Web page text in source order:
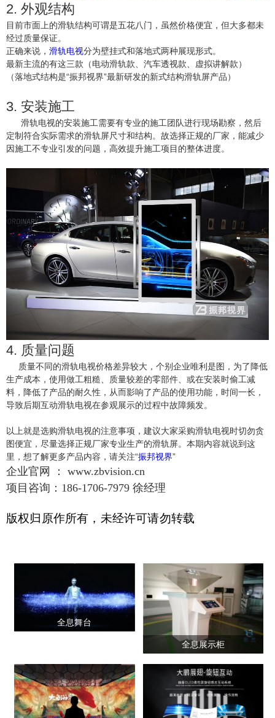
2. 外观结构
目前市面上的滑轨结构可谓是五花八门，虽然价格便宜，但大多都未
经过质量保证。
正确来说， 滑轨电视分为壁挂式和落地式两种展现形式。
最新主流的有这三款（电动滑轨款、汽车透视款、虚拟讲解款）
（落地式结构是“振邦视界”最新研发的新式结构滑轨屏产品）
3. 安装施工
滑轨电视的安装施工需要有专业的施工团队进行现场勘察，然后
定制符合实际需求的滑轨屏尺寸和结构。故选择正规的厂家，能减少
因施工不专业引发的问题，高效提升施工项目的整体进度。
4. 质量问题
质量不同的滑轨电视价格差异较大，个别企业唯利是图，为了降低
生产成本，使用做工粗糙、质量较差的零部件、或在安装时偷工减
料，降低了产品的耐久性，从而影响了产品的使用功能，时间一长，
导致后期互动滑轨电视在参观展示的过程中故障频发。
以上就是选购滑轨电视的注意事项，建议大家采购滑轨电视时切勿贪
图便宜，尽量选择正规厂家专业生产的滑轨屏。本期内容就说到这
里，想了解更多产品内容，请关注“振邦视界”
企业官网 ： www.zbvision.cn
项目咨询：186-1706-7979 徐经理
版权归原作所有，未经许可请勿转载
全息舞台
全息展示柜